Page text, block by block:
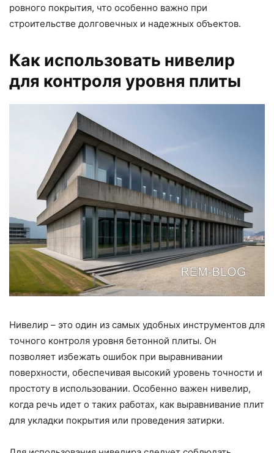
ровного покрытия, что особенно важно при
строительстве долговечных и надежных объектов.
Как использовать нивелир
для контроля уровня плиты
Нивелир – это один из самых удобных инструментов для
точного контроля уровня бетонной плиты. Он
позволяет избежать ошибок при выравнивании
поверхности, обеспечивая высокий уровень точности и
простоту в использовании. Особенно важен нивелир,
когда речь идет о таких работах, как выравнивание плит
для укладки покрытия или проведения затирки.